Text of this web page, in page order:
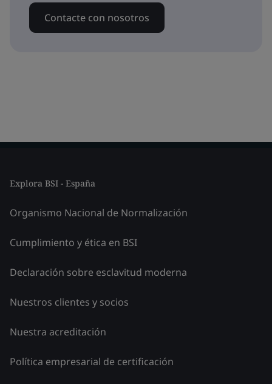
Contacte con nosotros
Explora BSI - España
Organismo Nacional de Normalización
Cumplimiento y ética en BSI
Declaración sobre esclavitud moderna
Nuestros clientes y socios
Nuestra acreditación
Política empresarial de certificación